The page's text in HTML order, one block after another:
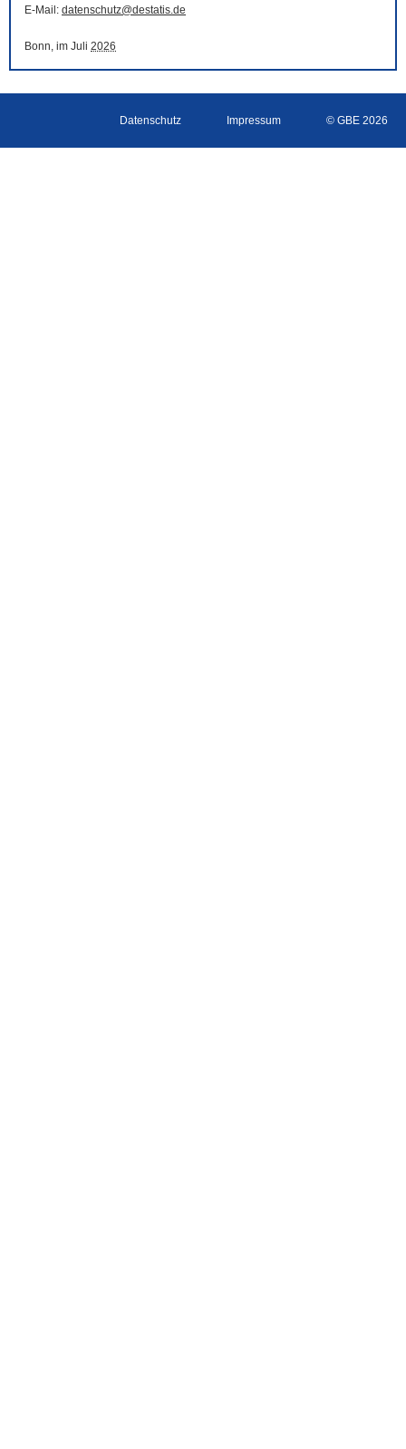
E-Mail : datenschutz@destatis.de
Bonn, im Juli 2026
Datenschutz Impressum © GBE 2026